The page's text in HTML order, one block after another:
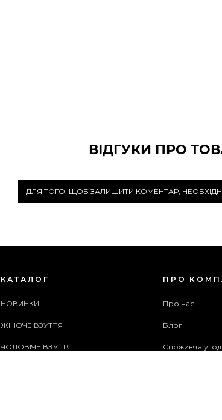
ВІДГУКИ ПРО
ДЛЯ ТОГО, ЩОБ ЗАЛИШИТИ КОМЕНТАР,
КАТАЛОГ
НОВИНКИ
ЖІНОЧЕ ВЗУТТЯ
ЧОЛОВІЧЕ ВЗУТТЯ
ПРО
Про нас
Блог
Споживча